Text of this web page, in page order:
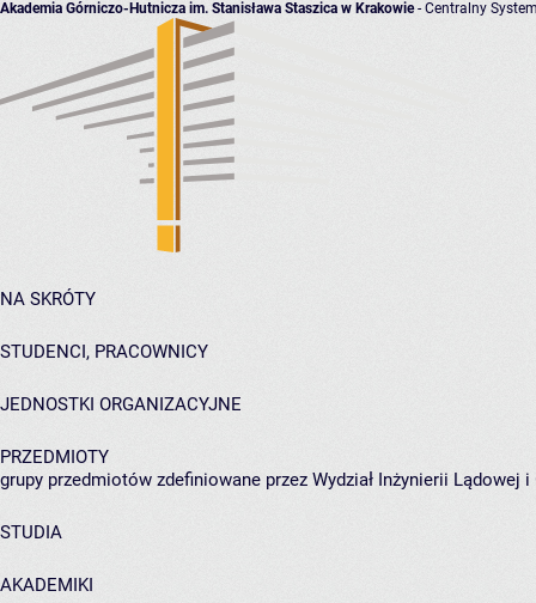
Akademia Górniczo-Hutnicza im. Stanisława Staszica w Krakowie- Centralny
NA SKRÓTY
STUDENCI, PRACOWNICY
JEDNOSTKI ORGANIZACYJNE
PRZEDMIOTY
grupy przedmiotów zdefiniowane przez Wydział Inżynierii Lądowej
STUDIA
AKADEMIKI